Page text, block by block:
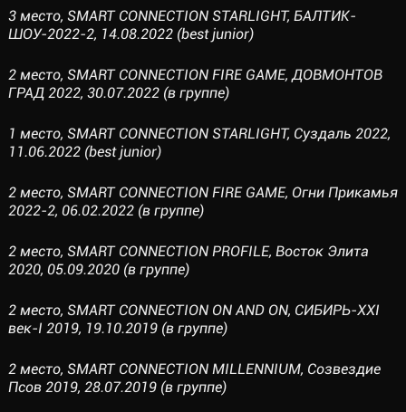
3 место, SMART CONNECTION STARLIGHT, БАЛТИК-
ШОУ-2022-2, 14.08.2022 (best junior)
2 место, SMART CONNECTION FIRE GAME, ДОВМОНТОВ
ГРАД 2022, 30.07.2022 (в группе)
1 место, SMART CONNECTION STARLIGHT, Суздаль 2022,
11.06.2022 (best junior)
2 место, SMART CONNECTION FIRE GAME, Огни Прикамья
2022-2, 06.02.2022 (в группе)
2 место, SMART CONNECTION PROFILE, Восток Элита
2020, 05.09.2020 (в группе)
2 место, SMART CONNECTION ON AND ON, СИБИРЬ-XXI
век-I 2019, 19.10.2019 (в группе)
2 место, SMART CONNECTION MILLENNIUM, Созвездие
Псов 2019, 28.07.2019 (в группе)